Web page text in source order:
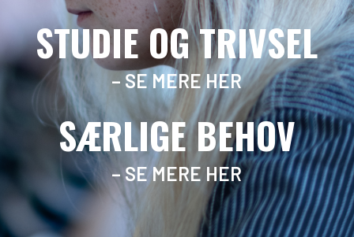
STUDIE OG TRIVSEL
– SE MERE HER
SÆRLIGE BEHOV
– SE MERE HER